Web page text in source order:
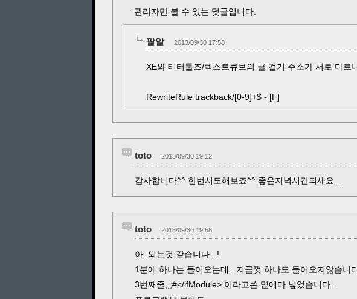
관리자만 볼 수 있는 덧글입니다.
팥알 2013/09/30 17:58
XE와 태터툴즈/텍스트큐브의 글 걸기 주소가 서로 다르
RewriteRule trackback/[0-9]+$ - [F]
toto 2013/09/30 19:12
감사합니다^^ 한번시도해보죠^^ 좋은저녁시간되세요...
toto 2013/09/30 19:58
아..되는것 같습니다...!
1분에 하나는 들어오는데...지금껏 하나도 들어오지않습니
3번째줄,,,#</ifModule> 이라고쓴 밑에다 넣었습니다..